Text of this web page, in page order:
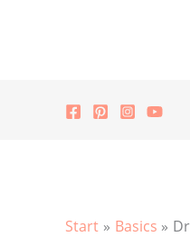
Start Basics